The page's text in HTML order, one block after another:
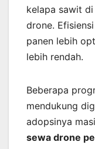
kelapa sawit
drone.
panen lebih
lebih rendah.
Beberapa
mendukung
adopsinya
sewa drone